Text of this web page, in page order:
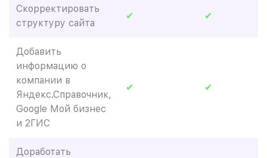
Скорректировать
структуру сайта
✔ ✔
Добавить
информацию о
компании в
Яндекс.Справочник,
Google Мой бизнес
и 2ГИС
✔ ✔
Доработать